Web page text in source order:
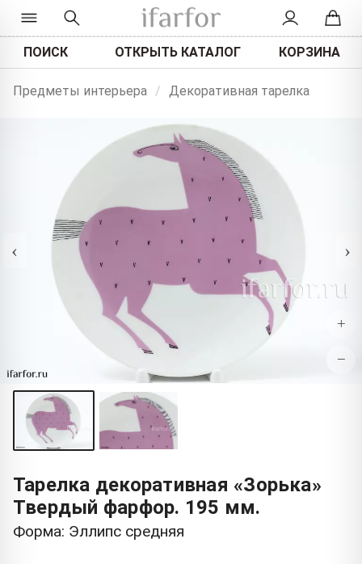
ПОИСК ОТКРЫТЬ КАТАЛОГ КОРЗИНА
Предметы интерьера / Декоративная тарелка
‹ ›
+
−
Тарелка декоративная «Зорька»
Твердый фарфор. 195 мм.
Форма: Эллипс средняя